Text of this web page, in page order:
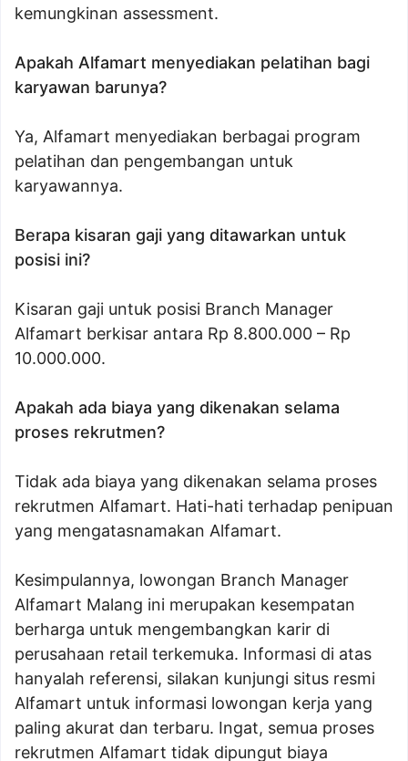
kemungkinan assessment.
Apakah Alfamart menyediakan pelatihan bagi
karyawan barunya?
Ya, Alfamart menyediakan berbagai program
pelatihan dan pengembangan untuk
karyawannya.
Berapa kisaran gaji yang ditawarkan untuk
posisi ini?
Kisaran gaji untuk posisi Branch Manager
Alfamart berkisar antara Rp 8.800.000 – Rp
10.000.000.
Apakah ada biaya yang dikenakan selama
proses rekrutmen?
Tidak ada biaya yang dikenakan selama proses
rekrutmen Alfamart. Hati-hati terhadap penipuan
yang mengatasnamakan Alfamart.
Kesimpulannya, lowongan Branch Manager
Alfamart Malang ini merupakan kesempatan
berharga untuk mengembangkan karir di
perusahaan retail terkemuka. Informasi di atas
hanyalah referensi, silakan kunjungi situs resmi
Alfamart untuk informasi lowongan kerja yang
paling akurat dan terbaru. Ingat, semua proses
rekrutmen Alfamart tidak dipungut biaya